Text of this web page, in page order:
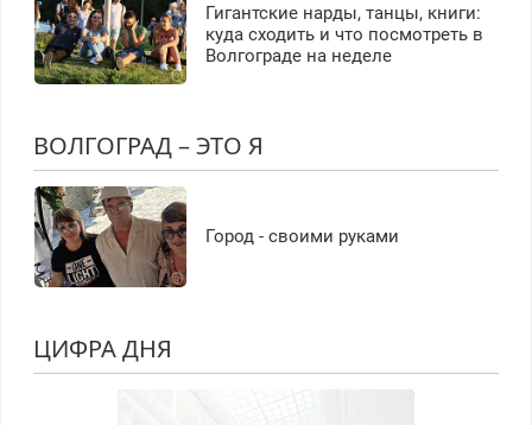
Гигантские нарды, танцы, книги:
куда сходить и что посмотреть в
Волгограде на неделе
ВОЛГОГРАД – ЭТО Я
Город - своими руками
ЦИФРА ДНЯ